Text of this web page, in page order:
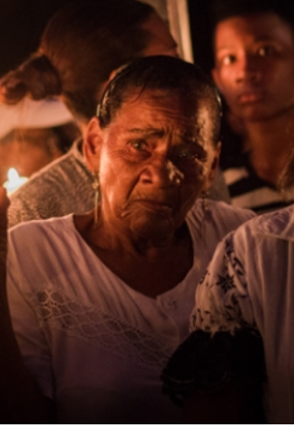
La JEP
legado
Nacional
Histórica
de Colombia